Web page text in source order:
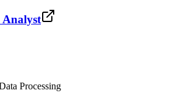
Analyst
Processing